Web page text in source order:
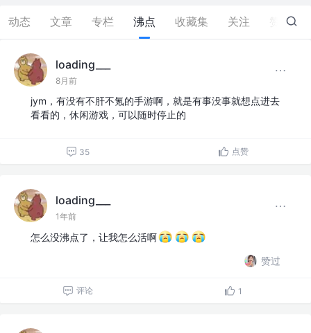
动态 文章 专栏 沸点 收藏集 关注 257
loading___
8月前
jym，有没有不肝不氪的手游啊，就是有事没事就想点进去
看看的，休闲游戏，可以随时停止的
35 点赞
loading___
1年前
怎么没沸点了，让我怎么活啊
赞过
评论 1